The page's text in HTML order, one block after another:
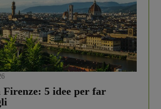
5 idee per far